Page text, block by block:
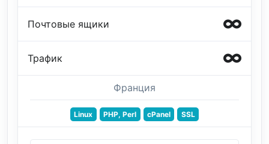
Почтовые ящики
Трафик
Франция
Linux PHP, Perl cPanel SSL